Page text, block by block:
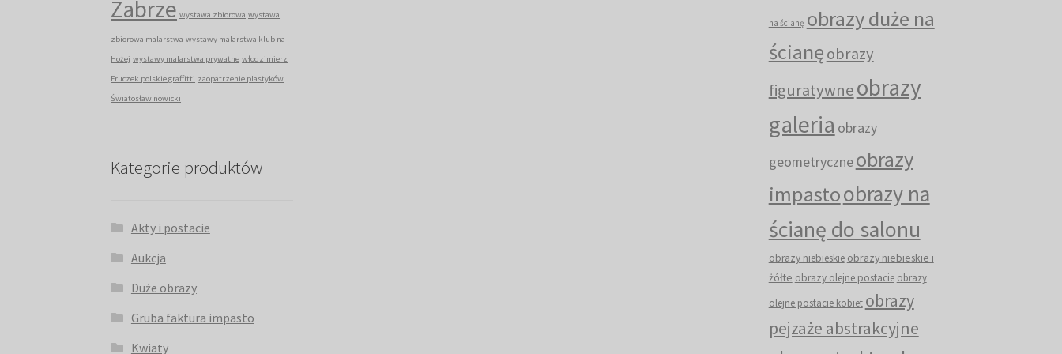
Zabrze wystawa zbiorowa wystawa
zbiorowa malarstwa wystawy malarstwa klub na
Hożej wystawy malarstwa prywatne włodzimierz
Fruczek polskie graffitti zaopatrzenie plastyków
Światosław nowicki
Kategorie produktów
Akty i postacie
Aukcja
Duże obrazy
Gruba faktura impasto
Kwiaty
na ścianę obrazy duże na
ścianęobrazy
figuratywneobrazy
galeria obrazy
geometryczneobrazy
impastoobrazy na
ścianę do salonu
obrazy niebieskie obrazy niebieskie i
żółte obrazy olejne postacie obrazy
olejne postacie kobiet obrazy
pejzaże abstrakcyjne